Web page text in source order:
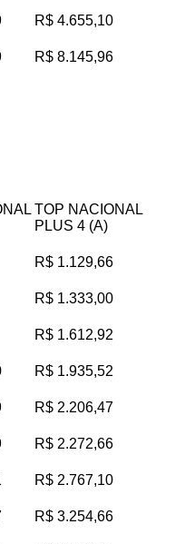
R$ 4.655,10
R$ 8.145,96
TOP NACIONAL
PLUS 4 (A)
R$ 1.129,66
R$ 1.333,00
R$ 1.612,92
R$ 1.935,52
R$ 2.206,47
R$ 2.272,66
R$ 2.767,10
R$ 3.254,66